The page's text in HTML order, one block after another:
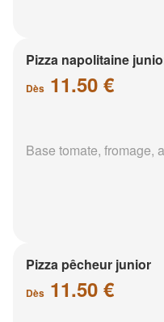
Pizza napolitaine
Dès 11.50 €
Base tomate, fromage,
Pizza pêcheur junior
Dès 11.50 €